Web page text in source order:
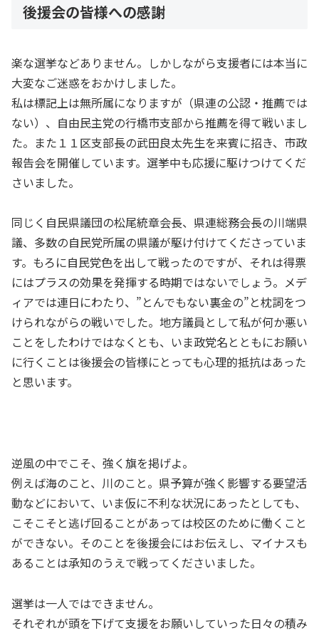
後援会の皆様への感謝
楽な選挙などありません。しかしながら支援者には本当に
大変なご迷惑をおかけしました。
私は標記上は無所属になりますが（県連の公認・推薦では
ない）、自由民主党の行橋市支部から推薦を得て戦いまし
た。また１１区支部長の武田良太先生を来賓に招き、市政
報告会を開催しています。選挙中も応援に駆けつけてくだ
さいました。
同じく自民県議団の松尾統章会長、県連総務会長の川端県
議、多数の自民党所属の県議が駆け付けてくださっていま
す。もろに自民党色を出して戦ったのですが、それは得票
にはプラスの効果を発揮する時期ではないでしょう。メデ
ィアでは連日にわたり、”とんでもない裏金の”と枕詞をつ
けられながらの戦いでした。地方議員として私が何か悪い
ことをしたわけではなくとも、いま政党名とともにお願い
に行くことは後援会の皆様にとっても心理的抵抗はあった
と思います。
逆風の中でこそ、強く旗を掲げよ。
例えば海のこと、川のこと。県予算が強く影響する要望活
動などにおいて、いま仮に不利な状況にあったとしても、
こそこそと逃げ回ることがあっては校区のために働くこと
ができない。そのことを後援会にはお伝えし、マイナスも
あることは承知のうえで戦ってくださいました。
選挙は一人ではできません。
それぞれが頭を下げて支援をお願いしていった日々の積み